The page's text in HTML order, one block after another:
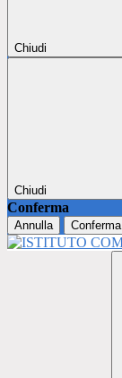
Chiudi
Chiudi
Conferma
Annulla Conferma